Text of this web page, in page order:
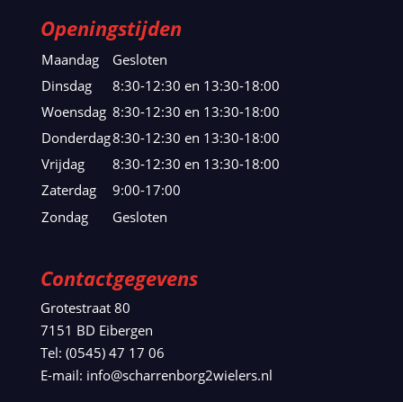
Openingstijden
Maandag
Gesloten
Dinsdag
8:30-12:30 en 13:30-18:00
Woensdag 8:30-12:30 en 13:30-18:00
Donderdag8:30-12:30 en 13:30-18:00
Vrijdag
8:30-12:30 en 13:30-18:00
Zaterdag
9:00-17:00
Zondag
Gesloten
Contactgegevens
Grotestraat 80
7151 BD Eibergen
Tel: (0545) 47 17 06
E-mail: info@scharrenborg2wielers.nl